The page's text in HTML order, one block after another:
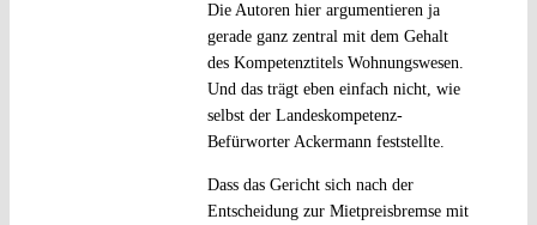
Die Autoren hier argumentieren ja
gerade ganz zentral mit dem Gehalt
des Kompetenztitels Wohnungswesen.
Und das trägt eben einfach nicht, wie
selbst der Landeskompetenz-
Befürworter Ackermann feststellte.
Dass das Gericht sich nach der
Entscheidung zur Mietpreisbremse mit